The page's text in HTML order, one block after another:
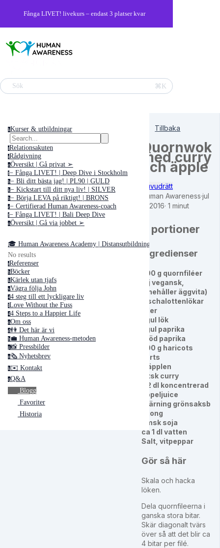
Fånga LIVET! livekurs – endast 3 platser kvar
Sök ⌘K
kKurser & utbildningar
rRelationsakuten
rRådgivning
oÖversikt | Gå privat ➢
f− Fånga LIVET! | Deep Dive i Stockholm
b− Bli ditt bästa jag! | PL90 | GULD
k− Kickstart till ditt nya liv! | SILVER
b− Börja LEVA på riktigt! | BRONS
c− Certifierad Human Awareness-coach
f− Fånga LIVET! | Bali Deep Dive
oÖversikt | Gå via jobbet ➢
🎓 Human Awareness Academy | Distansutbildningar ➢
No results
rReferenser
bBöcker
kKärlek utan tjafs
vVägra följa John
44 steg till ett lyckligare liv
lLove Without the Fuss
44 Steps to a Happier Life
oOm oss
d👫 Det här är vi
h💼 Human Awareness-metoden
p📸 Pressbilder
n🗞 Nyhetsbrev
k✉️ Kontakt
qQ&A
Blogg
Favoriter
Historia
Tillbaka
Quornwok
med curry
och äpple
Huvudrätt
Human Awareness·jul
2, 2016· 1 minut
4 portioner
Ingredienser
300 g quornfiléer
(ej vegansk,
innehåller äggvita)
3 schalottenlökar
eller
1 gul lök
1 gul paprika
1 röd paprika
200 g haricots
verts
2 äpplen
2 tsk curry
1/2 dl koncentrerad
äppeljuice
1 tärning grönsaksb
uljong
1 msk soja
ca 1 dl vatten
Salt, vitpeppar
Gör så här
Skala och hacka
löken.
Dela quornfileerna i
ganska stora bitar.
Skär diagonalt tvärs
över så att det blir ca
4 bitar per filé.